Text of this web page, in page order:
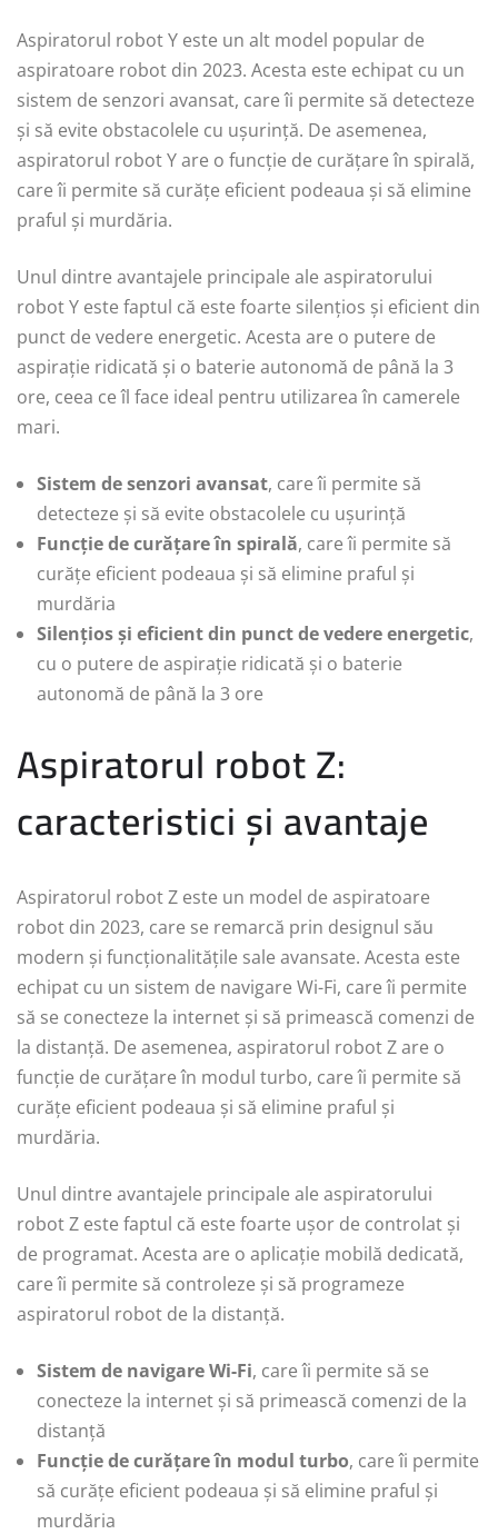
Aspiratorul robot Y este un alt model popular de
aspiratoare robot din 2023. Acesta este echipat cu un
sistem de senzori avansat, care îi permite să detecteze
și să evite obstacolele cu ușurință. De asemenea,
aspiratorul robot Y are o funcție de curățare în spirală,
care îi permite să curățe eficient podeaua și să elimine
praful și murdăria.
Unul dintre avantajele principale ale aspiratorului
robot Y este faptul că este foarte silențios și eficient din
punct de vedere energetic. Acesta are o putere de
aspirație ridicată și o baterie autonomă de până la 3
ore, ceea ce îl face ideal pentru utilizarea în camerele
mari.
Sistem de senzori avansat, care îi permite să
detecteze și să evite obstacolele cu ușurință
Funcție de curățare în spirală, care îi permite să
curățe eficient podeaua și să elimine praful și
murdăria
Silențios și eficient din punct de vedere energetic,
cu o putere de aspirație ridicată și o baterie
autonomă de până la 3 ore
Aspiratorul robot Z:
caracteristici și avantaje
Aspiratorul robot Z este un model de aspiratoare
robot din 2023, care se remarcă prin designul său
modern și funcționalitățile sale avansate. Acesta este
echipat cu un sistem de navigare Wi-Fi, care îi permite
să se conecteze la internet și să primească comenzi de
la distanță. De asemenea, aspiratorul robot Z are o
funcție de curățare în modul turbo, care îi permite să
curățe eficient podeaua și să elimine praful și
murdăria.
Unul dintre avantajele principale ale aspiratorului
robot Z este faptul că este foarte ușor de controlat și
de programat. Acesta are o aplicație mobilă dedicată,
care îi permite să controleze și să programeze
aspiratorul robot de la distanță.
Sistem de navigare Wi-Fi, care îi permite să se
conecteze la internet și să primească comenzi de la
distanță
Funcție de curățare în modul turbo, care îi permite
să curățe eficient podeaua și să elimine praful și
murdăria